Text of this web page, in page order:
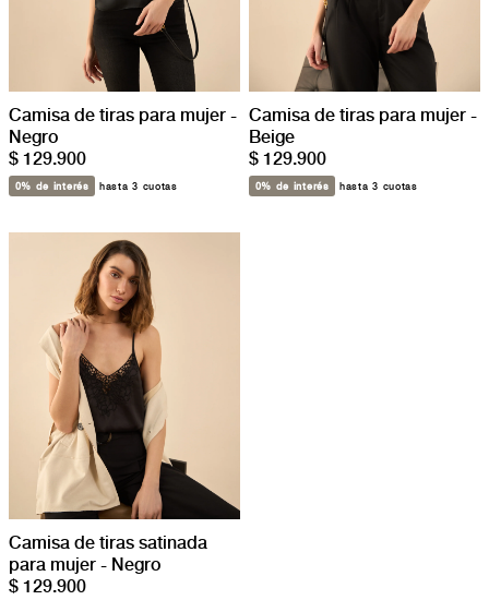
Camisa de tiras para mujer -
Negro
$ 129.900
0% de interés hasta 3 cuotas
Camisa de tiras para mujer -
Beige
$ 129.900
0% de interés hasta 3 cuotas
Camisa de tiras satinada
para mujer - Negro
$ 129.900